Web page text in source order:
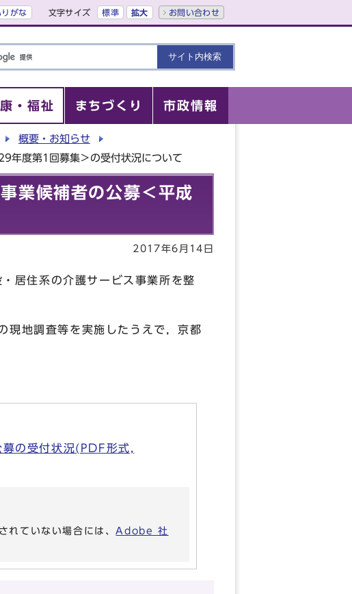
りがな 文字サイズ 標準 拡大 お問い合わせ
・福祉 まちづくり 市政情報
概要・お知らせ
年度第1回募集＞の受付状況について
業候補者の公募＜平成
2017年6月14日
居住系の介護サービス事業所を整
現地調査等を実施したうえで，京都
の受付状況(PDF形式,
れていない場合には、Adobe 社